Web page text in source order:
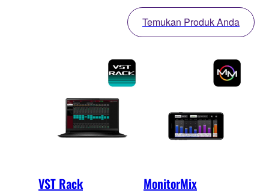
Temukan Produk Anda
VST Rack MonitorMix